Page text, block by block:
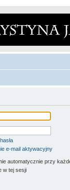
e-mail aktywacyjny
automatycznie przy
w tej sesji